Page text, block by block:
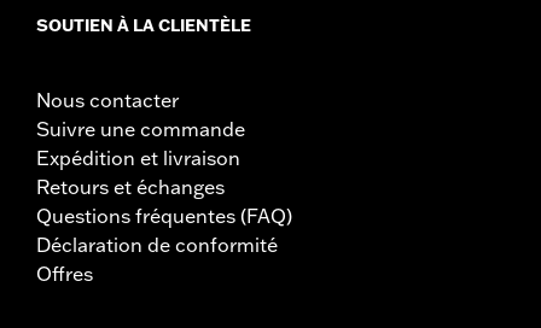
SOUTIEN À LA CLIENTÈLE
Nous contacter
Suivre une commande
Expédition et livraison
Retours et échanges
Questions fréquentes (FAQ)
Déclaration de conformité
Offres